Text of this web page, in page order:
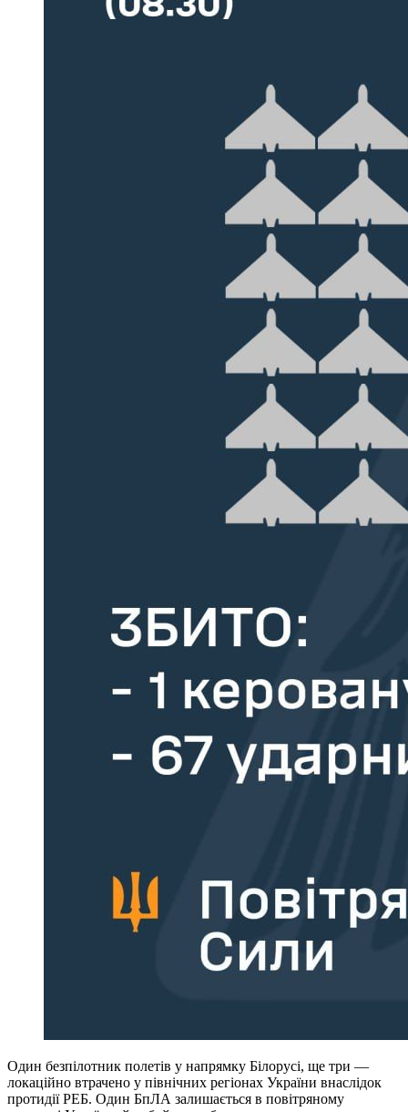
Один безпілотник полетів у напрямку Білорусі, ще три —
локаційно втрачено у північних регіонах України внаслідок
протидії РЕБ. Один БпЛА залишається в повітряному